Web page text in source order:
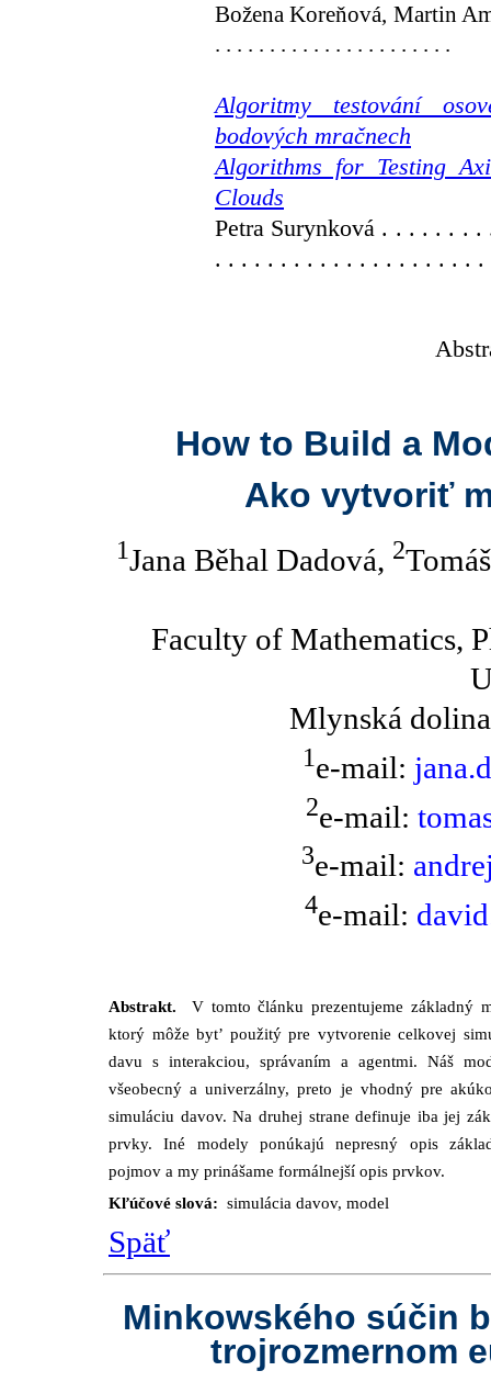
Božena Koreňová, Martin
. . . . . . . . . . . . . . . . . . . . . .
Algoritmy testování
bodových mračnech
Algorithms for Testing
Clouds
Petra Surynková . . . . . . .
. . . . . . . . . . . . . . . . . . . .
How to Build a
Ako vytvoriť
1Jana Běhal Dadová, 2
Faculty of Mathematics,
Mlynská
1e-mail:
2e-mail:
3e-mail:
4e-mail: david
Abstrakt. V tomto článku prezentujeme základný
ktorý môže byt’ použitý pre vytvorenie celkovej
davu s interakciou, správaním a agentmi. Náš
všeobecný a univerzálny, preto je vhodný pre
simuláciu davov. Na druhej strane definuje iba jej
prvky. Iné modely ponúkajú nepresný opis
pojmov a my prinášame formálnejší opis prvkov.
Kľúčové slová: simulácia davov, model
Späť
Minkowského súčin
trojrozmernom